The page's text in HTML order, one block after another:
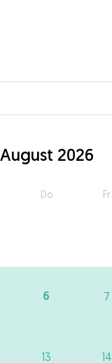
August 2026
Do Fr
6 7
13 14